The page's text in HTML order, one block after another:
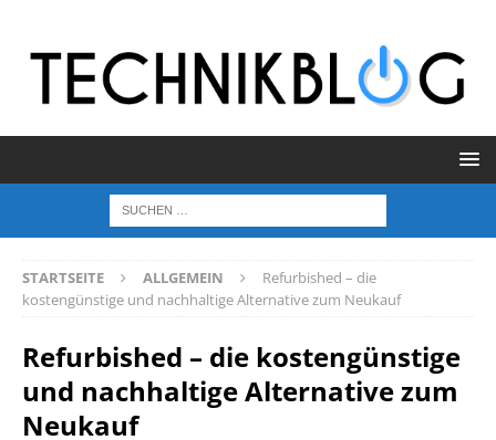
STARTSEITE ALLGEMEIN
Refurbished – die
kostengünstige und nachhaltige Alternative zum Neukauf
Refurbished – die kostengünstige
und nachhaltige Alternative zum
Neukauf